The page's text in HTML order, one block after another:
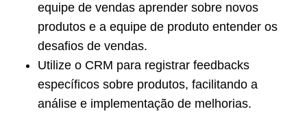
equipe de vendas aprender sobre novos
produtos e a equipe de produto entender os
desafios de vendas.
Utilize o CRM para registrar feedbacks
específicos sobre produtos, facilitando a
análise e implementação de melhorias.